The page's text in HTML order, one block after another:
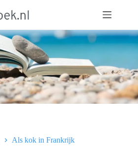
Als kok in Frankrijk